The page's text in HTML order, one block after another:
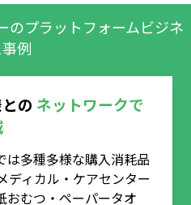
のプラットフォームビジネ
事例
の ネットワークで
は多種多様な購入消耗品
ディカル・ケアセンター
おむつ・ペーパータオ